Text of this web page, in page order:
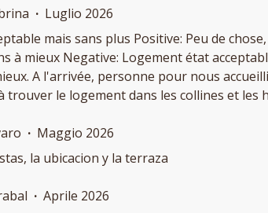
· Luglio 2026
mais sans plus Positive: Peu de
à mieux Negative: Logement état
nous avons eu
trouver le logement dans les collines et les
logement : L air co fait un tel bruit de
devions l'éteindre et dormir fenêtres
absolument tout ce que faisait les voisins,
nuits apaisée, c'était l'horreur, les lits sont
Le logement est tout en montée, impossible
· Maggio 2026
la ubicacion y la terraza
· Aprile 2026